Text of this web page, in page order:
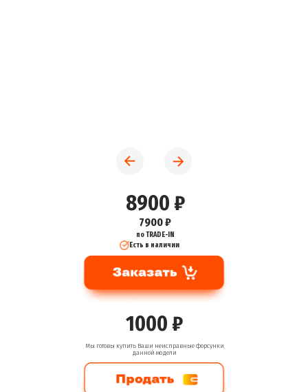
1000 ₽
7900 ₽
8900 ₽
Мы готовы купить Ваши неисправные форсунки
данной модели
по TRADE-IN
Есть в наличии